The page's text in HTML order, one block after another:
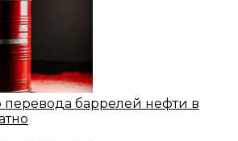
перевода баррелей нефти в